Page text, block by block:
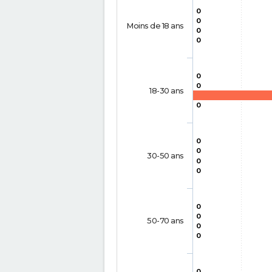
0
0
0
0
0
0
0
0
0
0
0
0
0
0
0
Moins de 18 ans
18-30 ans
30-50 ans
50-70 ans